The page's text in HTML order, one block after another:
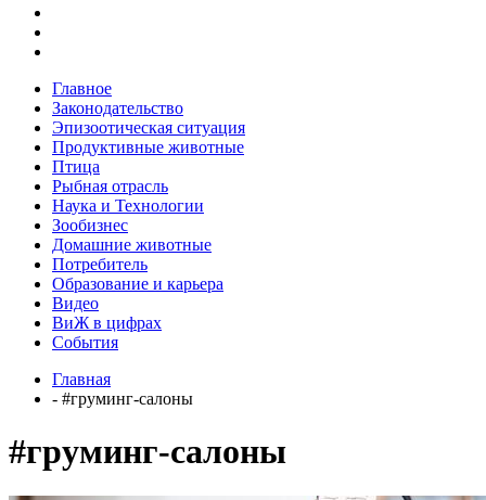
Главное
Законодательство
Эпизоотическая ситуация
Продуктивные животные
Птица
Рыбная отрасль
Наука и Технологии
Зообизнес
Домашние животные
Потребитель
Образование и карьера
Видео
ВиЖ в цифрах
События
Главная
- #груминг-салоны
#груминг-салоны